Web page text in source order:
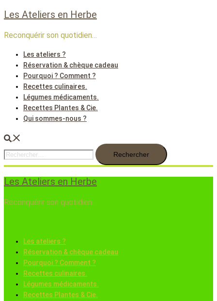
Aller
contenu
Les Ateliers en Herbe
Reconquérir son quotidien…
Les ateliers ?
Réservation & chèque cadeau
Pourquoi ? Comment ?
Recettes culinaires.
Légumes médicaments.
Recettes Plantes & Cie.
Qui sommes-nous ?
Rechercher
Rechercher :
Les Ateliers en Herbe
Reconquérir son quotidien…
Les ateliers ?
Réservation & chèque cadeau
Pourquoi ? Comment ?
Recettes culinaires.
Légumes médicaments.
Recettes Plantes & Cie.